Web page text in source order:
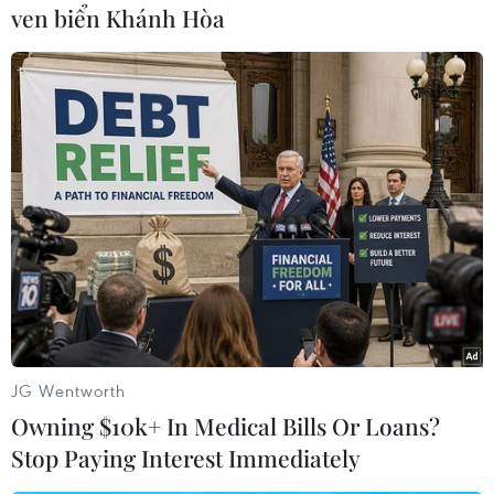
#tai nạn giao thông #gia lai
#tử vong tại chỗ
#đi sai phần đường
Gia Lai
Theo dõi VietnamPlus
TIN LIÊN QUAN
ven biển Khánh Hòa
JG Wentworth
Owning $10k+ In Medical Bills Or Loans?
Stop Paying Interest Immediately